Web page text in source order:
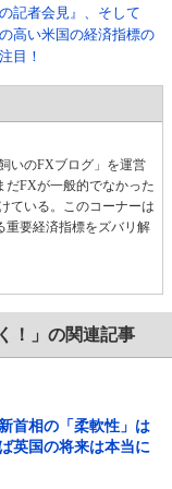
記者会見』、そして
の高い米国の経済指標の
目！
いのFXブログ」を運営
だFXが一般的でなかった
ている。このコーナーは
重要経済指標をズバリ解
！」の関連記事
首相の「柔軟性」は
英国の将来は本当に